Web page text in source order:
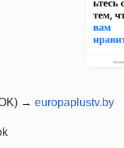
→ europaplustv.by